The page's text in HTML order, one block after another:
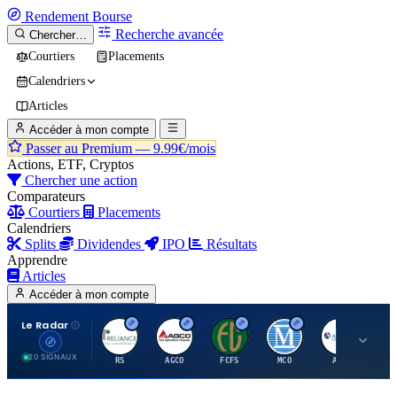
Rendement Bourse
Chercher… Recherche avancée
Courtiers
Placements
Calendriers
Articles
Accéder à mon compte
Passer au Premium — 9.99€/mois
Actions, ETF, Cryptos
Chercher une action
Comparateurs
Courtiers
Placements
Calendriers
Splits
Dividendes IPO
Résultats
Apprendre
Articles
Accéder à mon compte
Le Radar
20 SIGNAUX
R
RS
A
AGCO
F
FCFS
M
MCO
A
AIT